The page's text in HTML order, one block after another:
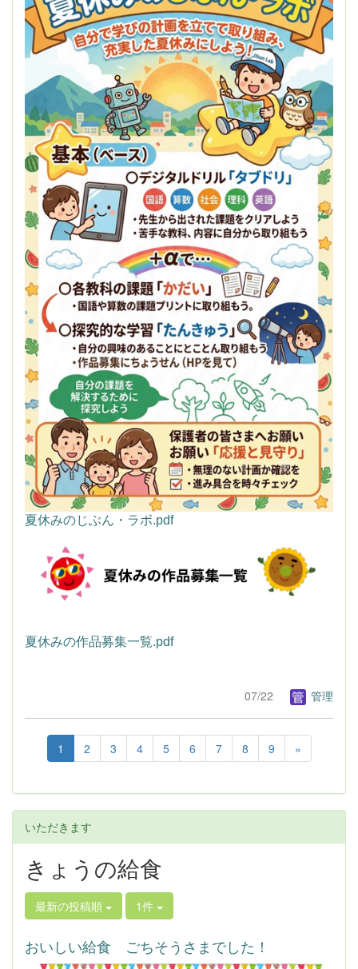
夏休みのじぶん・ラボ.pdf
夏休みの作品募集一覧.pdf
07/22 管理
1 2 3 4 5 6 7 8 9 »
いただきます
きょうの給食
最新の投稿順 1件
おいしい給食 ごちそうさまでした！